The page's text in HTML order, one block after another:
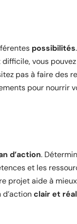
possibilités
vous pouvez
pas à faire des
pour nourrir
d’action.
et les
projet aide à mieux
clair et